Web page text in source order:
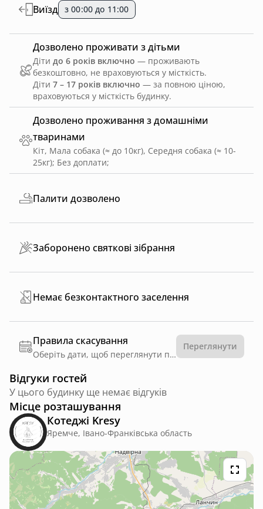
Дозволено проживання з домашніми
тваринами
Кіт, Мала собака (≈ до 10кг), Середня собака (≈ 10-
25кг); Без доплати;
Виїзд з 00:00 до 11:00
Дозволено проживати з дітьми
Діти до 6 років включно — проживають
безкоштовно, не враховуються у місткість.
Діти 7 – 17 років включно — за повною ціною,
враховуються у місткість будинку.
Палити дозволено
Заборонено святкові зібрання
Немає безконтактного заселення
Правила скасування
Оберіть дати, щоб переглянути правила
Переглянути
Відгуки гостей
У цього будинку ще немає відгуків
Місце розташування
Котеджі Kresy
Яремче, Івано-Франківська область